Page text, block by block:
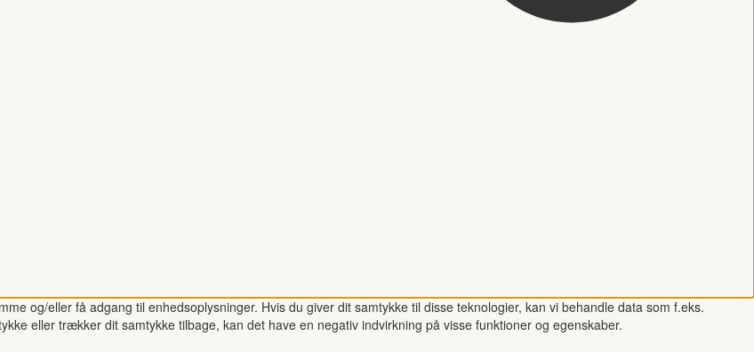
og/eller få adgang til enhedsoplysninger. Hvis du giver dit samtykke til disse teknologier, kan vi behandle data som f.eks.
eller trækker dit samtykke tilbage, kan det have en negativ indvirkning på visse funktioner og egenskaber.